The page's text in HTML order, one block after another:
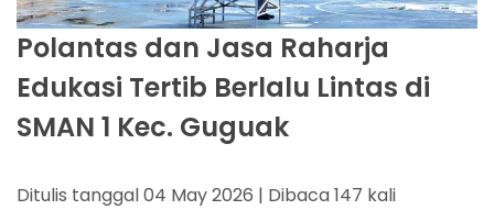
Polantas dan Jasa Raharja
Edukasi Tertib Berlalu Lintas di
SMAN 1 Kec. Guguak
Ditulis tanggal 04 May 2026 | Dibaca 147 kali